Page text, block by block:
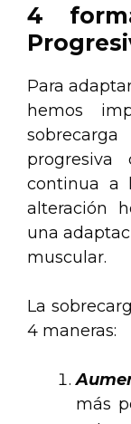
4
Para
hemos
progresiva
continua a
alteración
una
muscular.
La
4 maneras:
más